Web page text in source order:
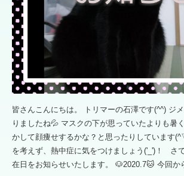
皆さんこんにちは。 トリマーの石澤です(^^) ジ
りましたね💦 マスクの下が思っていたよりも暑
かして顔痩せするかな？と思ったりしています
を考えず、熱中症に気をつけましょう('_')！ さ
在日をお知らせいたします。 🐶2020.7🐱 今回か